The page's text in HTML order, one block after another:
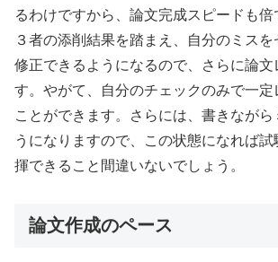
るわけですから、論文完成スピードも
３者の添削結果を踏まえ、自分のミス
修正できるようになるので、さらに論文
す。やがて、自分のチェックのみで一定
ことができます。さらには、書きながら
うになりますので、この状態になれば
揮できること間違いないでしょう。
論文作成のペース